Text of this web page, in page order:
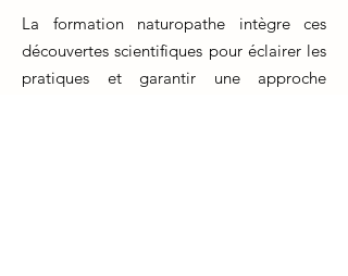
La formation naturopathe intègre ces
découvertes scientifiques pour éclairer les
pratiques et garantir une approche